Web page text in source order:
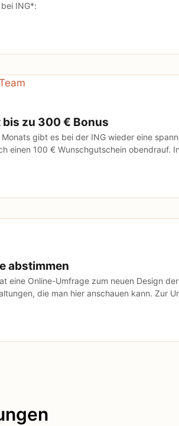
ING*:
bis zu 300 € Bonus
gibt es bei der ING wieder eine
einen 100 € Wunschgutschein obendrauf.
abstimmen
eine Online-Umfrage zum neuen Design
die man hier anschauen kann. Zur